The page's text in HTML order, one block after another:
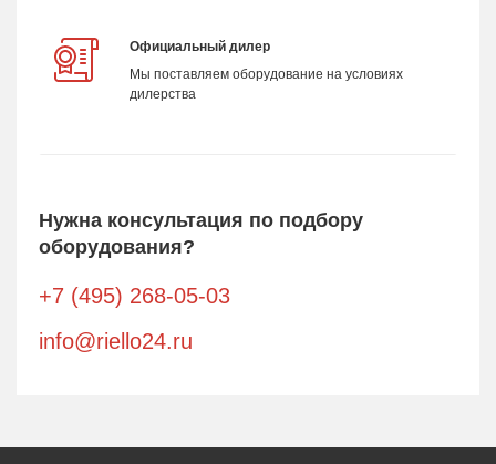
Официальный дилер
Мы поставляем оборудование на условиях
дилерства
Нужна консультация по подбору
оборудования?
+7 (495) 268-05-03
info@riello24.ru